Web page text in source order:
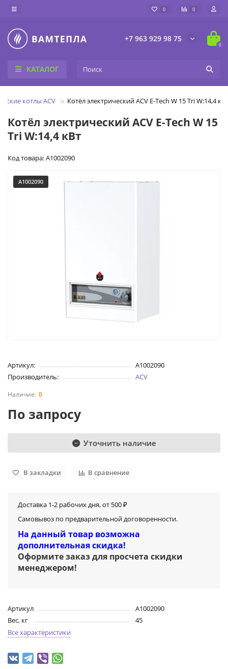
0 0
+7 963 929 98 75
0
КАТАЛОГ
котлы ACV Котёл электрический ACV E-Tech W 15 Tri W:14,4 кВт
Котёл электрический ACV E-Tech W 15
Tri W:14,4 кВт
Код товара: A1002090
A1002090
Артикул:
A1002090
Производитель:
ACV
0
По запросу
Уточнить наличие
В закладки В сравнение
Доставка 1-2 рабочих дня, от 500 ₽
Самовывоз по предварительной договоренности.
На данный товар возможна
дополнительная скидка!
Оформите заказ для просчета скидки
менеджером!
Артикул
A1002090
Вес, кг
45
Все характеристики